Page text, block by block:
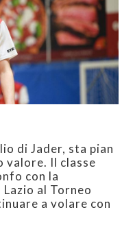
di Jader, sta pian
valore. Il classe
con la
al Torneo
a volare con